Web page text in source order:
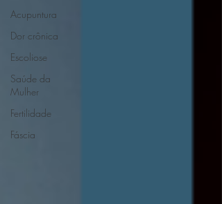
Acupuntura
Dor crônica
Escoliose
Saúde da
Mulher
Fertilidade
Fáscia